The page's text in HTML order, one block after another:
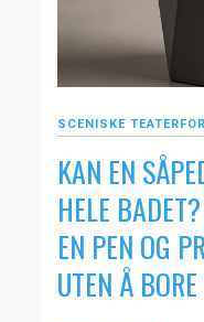
SCENISKE
KAN EN
HELE
EN PEN OG
UTEN Å BORE